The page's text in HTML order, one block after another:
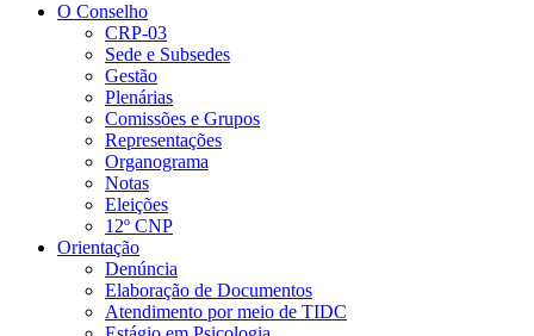
O Conselho
CRP-03
Sede e Subsedes
Gestão
Plenárias
Comissões e Grupos
Representações
Organograma
Notas
Eleições
12º CNP
Orientação
Denúncia
Elaboração de Documentos
Atendimento por meio de TIDC